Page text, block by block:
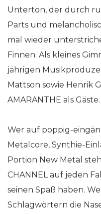
Unterton, der durch
Parts und
mal wieder
Finnen. Als kleines
jährigen
Mattson sowie Henrik
AMARANTHE als Gäste.
Wer auf poppig-
Metalcore, Synthie-
Portion New Metal
CHANNEL auf jeden
seinen Spaß haben.
Schlagwörtern die